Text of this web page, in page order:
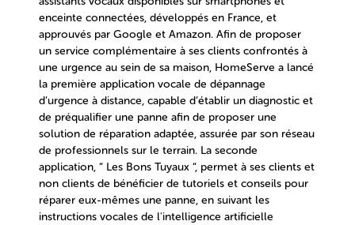
enceinte connectées, développés en France, et
approuvés par Google et Amazon. Afin de proposer
un service complémentaire à ses clients confrontés à
une urgence au sein de sa maison, HomeServe a lancé
la première application vocale de dépannage
d’urgence à distance, capable d’établir un diagnostic et
de préqualifier une panne afin de proposer une
solution de réparation adaptée, assurée par son réseau
de professionnels sur le terrain. La seconde
application, “ Les Bons Tuyaux “, permet à ses clients et
non clients de bénéficier de tutoriels et conseils pour
réparer eux-mêmes une panne, en suivant les
instructions vocales de l'intelligence artificielle